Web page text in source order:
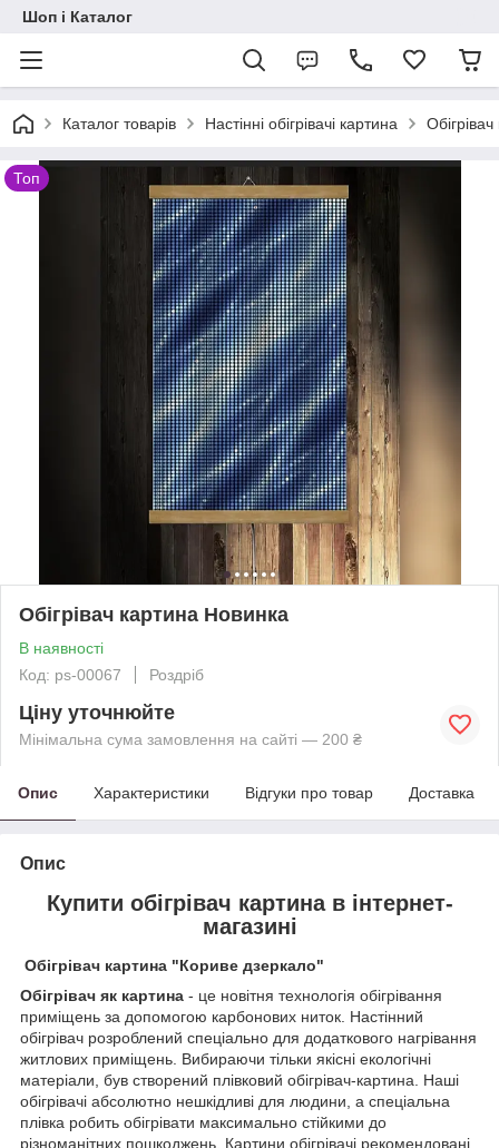
Шоп і Каталог
Каталог товарів Настінні обігрівачі картина
Топ
Обігрівач картина Новинка
В наявності
Код: ps-00067
Роздріб
Ціну уточнюйте
Мінімальна сума замовлення на сайті — 200 ₴
Опис Характеристики Відгуки про товар Доставка
Опис
Купити обігрівач картина в інтернет-
магазині
Обігрівач картина "Кориве дзеркало"
Обігрівач як картина - це новітня технологія обігрівання
приміщень за допомогою карбонових ниток. Настінний
обігрівач розроблений спеціально для додаткового нагрівання
житлових приміщень. Вибираючи тільки якісні екологічні
матеріали, був створений плівковий обігрівач-картина. Наші
обігрівачі абсолютно нешкідливі для людини, а спеціальна
плівка робить обігрівати максимально стійкими до
різноманітних пошкоджень. Картини обігрівачі рекомендовані